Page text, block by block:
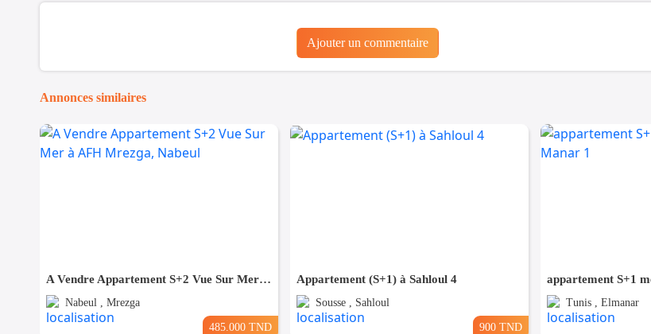
Ajouter un commentaire
Annonces similaires
A Vendre Appartement S+2 Vue Sur Mer à AFH Mrezga, Nabeul
Nabeul , Mrezga
485.000 TND
Appartement (S+1) à Sahloul 4
Sousse , Sahloul
900 TND
Tunis , Elmanar